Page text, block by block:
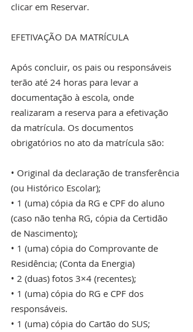
clicar em Reservar.
EFETIVAÇÃO DA MATRÍCULA
Após concluir, os pais ou responsáveis
terão até 24 horas para levar a
documentação à escola, onde
realizaram a reserva para a efetivação
da matrícula. Os documentos
obrigatórios no ato da matrícula são:
• Original da declaração de transferência
(ou Histórico Escolar);
• 1 (uma) cópia da RG e CPF do aluno
(caso não tenha RG, cópia da Certidão
de Nascimento);
• 1 (uma) cópia do Comprovante de
Residência; (Conta da Energia)
• 2 (duas) fotos 3×4 (recentes);
• 1 (uma) cópia do RG e CPF dos
responsáveis.
• 1 (uma) cópia do Cartão do SUS;